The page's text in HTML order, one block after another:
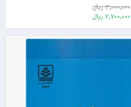
3٬000٬000 ریال
2٬700٬000 ریال